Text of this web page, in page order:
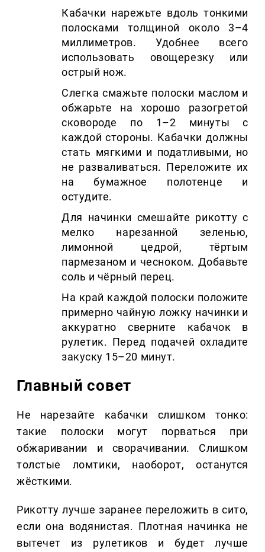
Кабачки нарежьте вдоль тонкими
полосками толщиной около 3–4
миллиметров. Удобнее всего
использовать овощерезку или
острый нож.
Слегка смажьте полоски маслом и
обжарьте на хорошо разогретой
сковороде по 1–2 минуты с
каждой стороны. Кабачки должны
стать мягкими и податливыми, но
не разваливаться. Переложите их
на бумажное полотенце и
остудите.
Для начинки смешайте рикотту с
мелко нарезанной зеленью,
лимонной цедрой, тёртым
пармезаном и чесноком. Добавьте
соль и чёрный перец.
На край каждой полоски положите
примерно чайную ложку начинки и
аккуратно сверните кабачок в
рулетик. Перед подачей охладите
закуску 15–20 минут.
Главный совет
Не нарезайте кабачки слишком тонко:
такие полоски могут порваться при
обжаривании и сворачивании. Слишком
толстые ломтики, наоборот, останутся
жёсткими.
Рикотту лучше заранее переложить в сито,
если она водянистая. Плотная начинка не
вытечет из рулетиков и будет лучше